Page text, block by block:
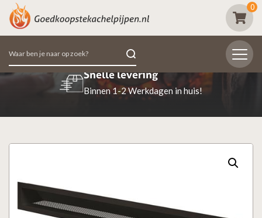
0
Zoeken
naar:
Beoordeeld met een 9.7
98% van de klanten beoordeeld ons positief